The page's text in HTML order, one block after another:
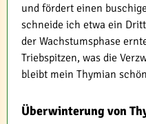
und fördert einen
schneide ich etwa ein
der Wachstumsphase
Triebspitzen, was die
bleibt mein Thymian
Überwinterung von